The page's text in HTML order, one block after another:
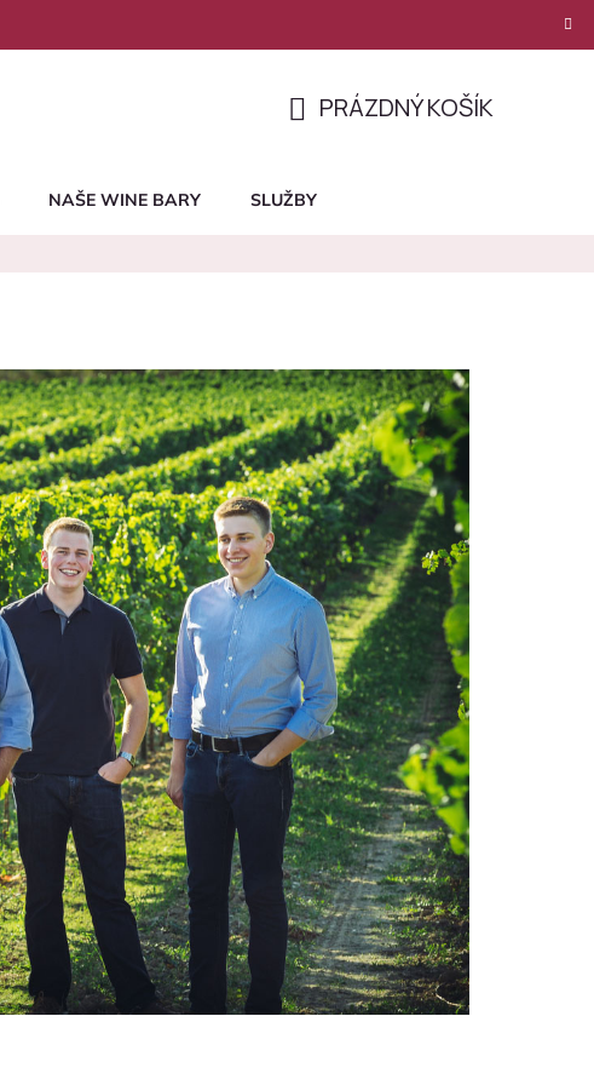
KOŠÍK
PRÁZDNÝ KOŠÍK
NAŠE WINE BARY SLUŽBY